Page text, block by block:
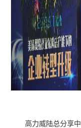
高力威陆总分享中